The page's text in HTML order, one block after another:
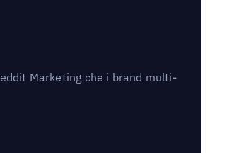
Marketing che i brand multi-